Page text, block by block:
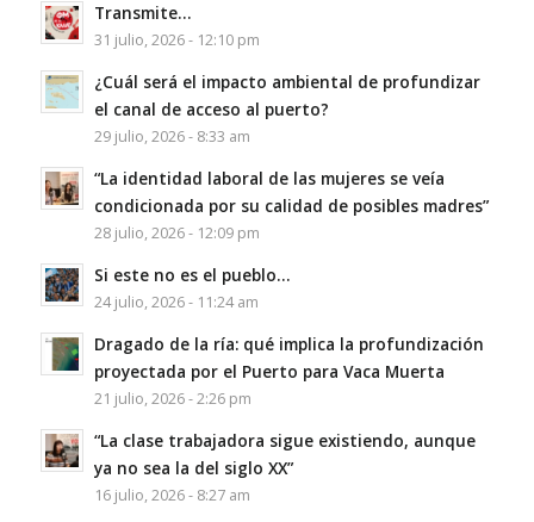
Transmite…
31 julio, 2026 - 12:10 pm
¿Cuál será el impacto ambiental de profundizar
el canal de acceso al puerto?
29 julio, 2026 - 8:33 am
“La identidad laboral de las mujeres se veía
condicionada por su calidad de posibles madres”
28 julio, 2026 - 12:09 pm
Si este no es el pueblo…
24 julio, 2026 - 11:24 am
Dragado de la ría: qué implica la profundización
proyectada por el Puerto para Vaca Muerta
21 julio, 2026 - 2:26 pm
“La clase trabajadora sigue existiendo, aunque
ya no sea la del siglo XX”
16 julio, 2026 - 8:27 am